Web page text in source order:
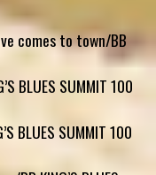
comes to town/BB
BLUES SUMMIT 100
BLUES SUMMIT 100